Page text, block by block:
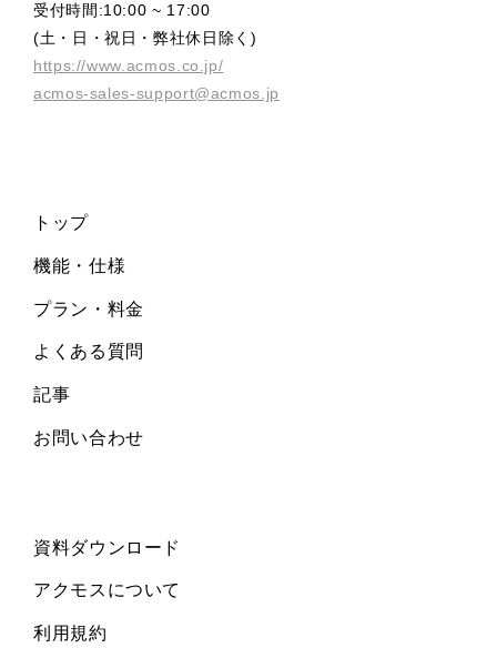
受付時間:10:00 ~ 17:00
(土・日・祝日・弊社休日除く)
https://www.acmos.co.jp/
acmos-sales-support@acmos.jp
トップ
機能・仕様
プラン・料金
よくある質問
記事
お問い合わせ
資料ダウンロード
アクモスについて
利用規約